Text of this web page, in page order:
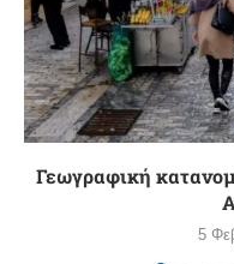
Γεωγραφική
5